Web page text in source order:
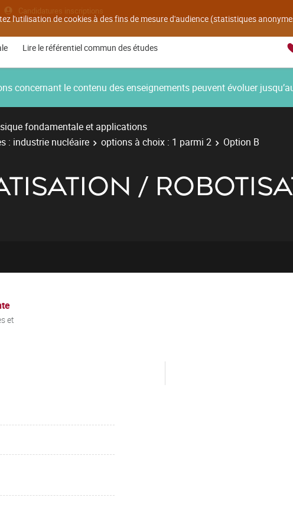
l'utilisation de cookies à des fins de mesure d'audience (statistiques
Candidatures inscriptions
Lire le référentiel commun des études
concernant le contenu des enseignements peuvent évoluer
fondamentale et applications
: industrie nucléaire
options à choix : 1 parmi 2
Option B
/
et